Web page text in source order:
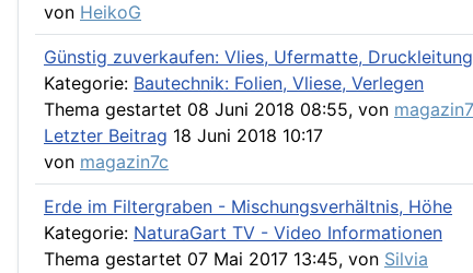
von HeikoG
Günstig zuverkaufen: Vlies, Ufermatte, Druckleitung
Kategorie: Bautechnik: Folien, Vliese, Verlegen
Thema gestartet 08 Juni 2018 08:55, von
Letzter Beitrag 18 Juni 2018 10:17
von magazin7c
Erde im Filtergraben - Mischungsverhältnis, Höhe
Kategorie: NaturaGart TV - Video Informationen
Thema gestartet 07 Mai 2017 13:45, von Silvia